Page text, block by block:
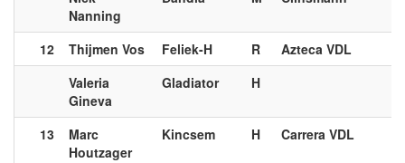
Nanning
12 Thijmen Vos Feliek-H R
Azteca VDL
Valeria
Gineva
Gladiator H
13
Marc
Houtzager
Kincsem H Carrera VDL